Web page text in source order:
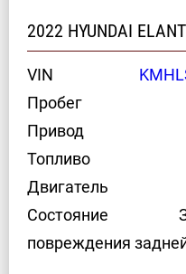
2022 HYUNDAI
VIN
Пробег
Привод
Топливо
Двигатель
Состояние
повреждения